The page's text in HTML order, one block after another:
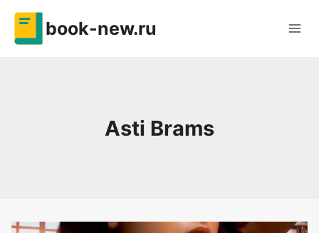
Перейти
содержимому
book-new.ru
Asti Brams